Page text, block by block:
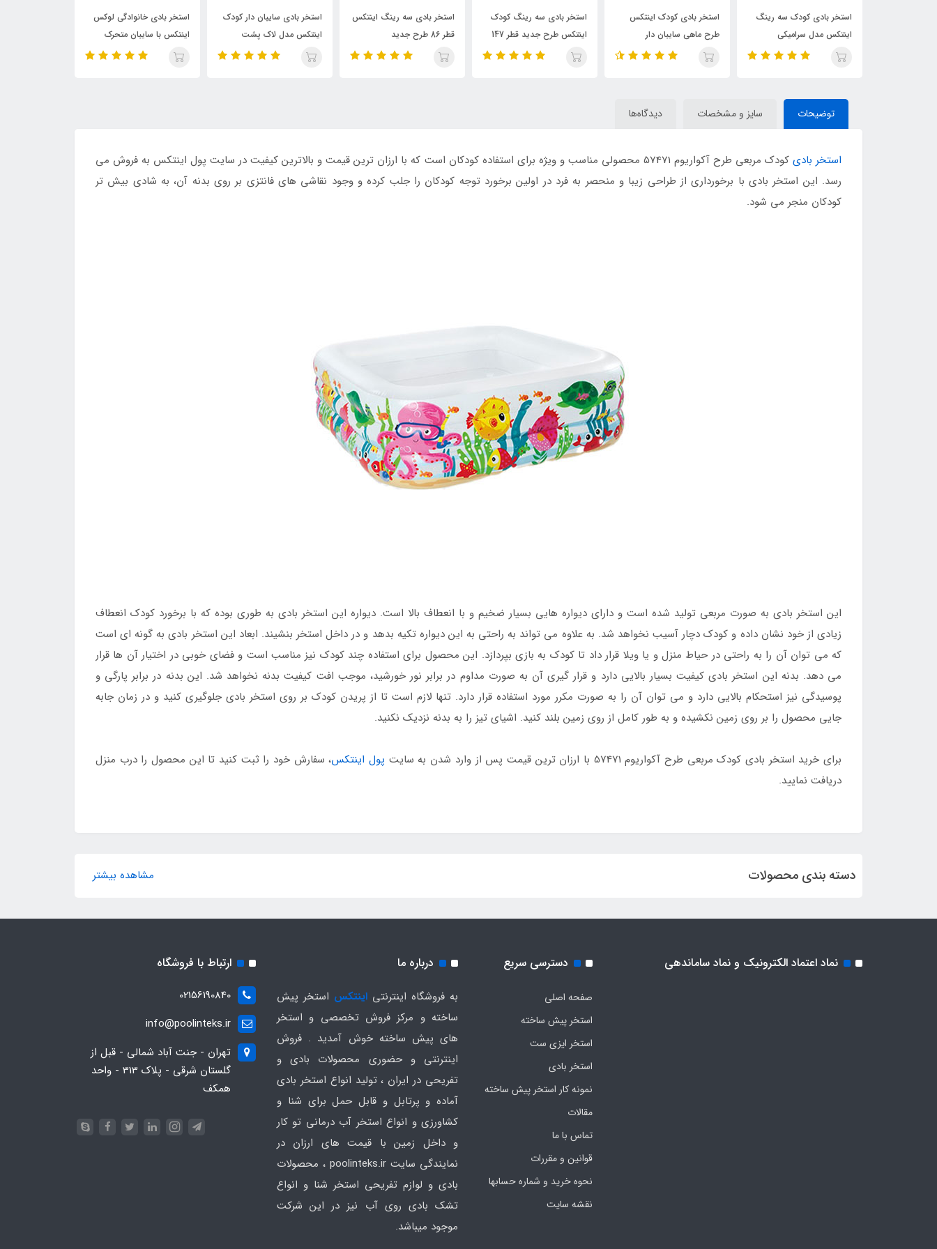
استخر بادی کودک اینتکس
طرح ماهی سایبان دار
استخر بادی سه رینگ کودک
اینتکس طرح جدید قطر 147
استخر بادی سه رینگ اینتکس
قطر 86 طرح جدید
استخر بادی سایبان دار کودک
اینتکس مدل لاک پشت
استخر بادی خانوادگی لوکس
اینتکس با سایبان متحرک
استخر بادی مستطیلی
خانوادگی اینتکس با نشیمنگاه
بادی
توضیحات سایز و مشخصات دیدگاه‌ها
استخر بادی
کودک مربعی طرح آکواریوم 57471 محصولی مناسب و ویژه برای استفاده کودکان است که با ارزان ترین قیمت و بالاترین کیفیت در سایت پول اینتکس به فروش می
رسد. این استخر بادی با برخورداری از طراحی زیبا و منحصر به فرد در اولین برخورد توجه کودکان را جلب کرده و وجود نقاشی های فانتزی بر روی بدنه آن، به شادی بیش تر
کودکان منجر می شود.
این استخر بادی به صورت مربعی تولید شده است و دارای دیواره هایی بسیار ضخیم و با انعطاف بالا است. دیواره این استخر بادی به طوری بوده که با برخورد کودک انعطاف
زیادی از خود نشان داده و کودک دچار آسیب نخواهد شد. به علاوه می تواند به راحتی به این دیواره تکیه بدهد و در داخل استخر بنشیند. ابعاد این استخر بادی به گونه ای است
که می توان آن را به راحتی در حیاط منزل و یا ویلا قرار داد تا کودک به بازی بپردازد. این محصول برای استفاده چند کودک نیز مناسب است و فضای خوبی در اختیار آن ها قرار
می دهد. بدنه این استخر بادی کیفیت بسیار بالایی دارد و قرار گیری آن به صورت مداوم در برابر نور خورشید، موجب افت کیفیت بدنه نخواهد شد. این بدنه در برابر پارگی و
پوسیدگی نیز استحکام بالایی دارد و می توان آن را به صورت مکرر مورد استفاده قرار دارد. تنها لازم است تا از پریدن کودک بر روی استخر بادی جلوگیری کنید و در زمان جابه
جایی محصول را بر روی زمین نکشیده و به طور کامل از روی زمین بلند کنید. اشیای تیز را به بدنه نزدیک نکنید.
برای خرید استخر بادی کودک مربعی طرح آکواریوم 57471 با ارزان ترین قیمت پس از وارد شدن به سایت پول اینتکس، سفارش خود را ثبت کنید تا این محصول را درب منزل
دریافت نمایید.
دسته بندی محصولات مشاهده بیشتر
نماد اعتماد الکترونیک و نماد ساماندهی دسترسی سریع
صفحه اصلی
استخر پیش ساخته
استخر ایزی ست
استخر بادی
نمونه کار استخر پیش ساخته
مقالات
تماس با ما
قوانین و مقررات
نحوه خرید و شماره حسابها
نقشه سایت
درباره ما
به فروشگاه اینترنتی اینتکس استخر پیش
ساخته و مرکز فروش تخصصی و استخر
های پیش ساخته خوش آمدید . فروش
اینترنتی و حضوری محصولات بادی و
تفریحی در ایران ، تولید انواع استخر بادی
آماده و پرتابل و قابل حمل برای شنا و
کشاورزی و انواع استخر آب درمانی تو کار
و داخل زمین با قیمت های ارزان در
نمایندگی سایت poolinteks.ir ، محصولات
بادی و لوازم تفریحی استخر شنا و انواع
تشک بادی روی آب نیز در این شرکت
موجود میباشد.
ارتباط با فروشگاه
02156190840
info@poolinteks.ir
تهران - جنت آباد شمالی - قبل از
گلستان شرقی - پلاک 313 - واحد
همکف